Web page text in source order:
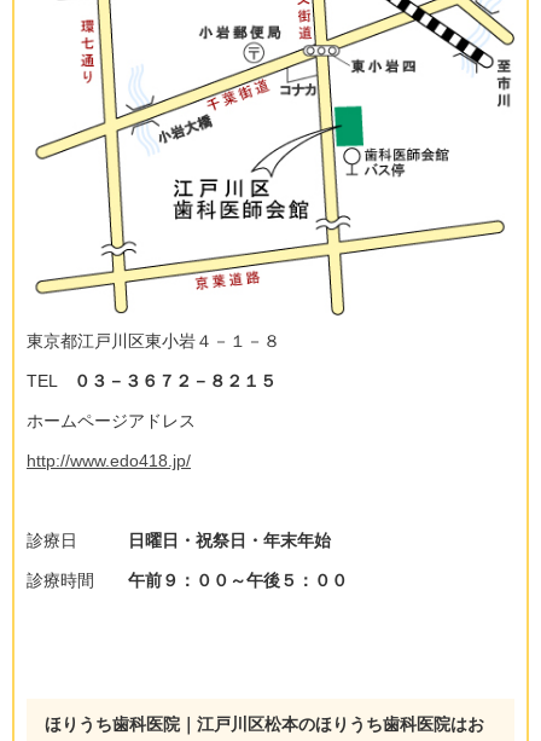
東京都江戸川区東小岩４－１－８
TEL ０３－３６７２－８２１５
ホームページアドレス
http://www.edo418.jp/
診療日 日曜日・祝祭日・年末年始
診療時間 午前９：００～午後５：００
ほりうち歯科医院｜江戸川区松本のほりうち歯科医院はお